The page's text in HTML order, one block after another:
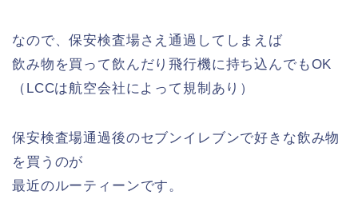
なので、保安検査場さえ通過してしまえば
飲み物を買って飲んだり飛行機に持ち込んでもOK
（LCCは航空会社によって規制あり）
保安検査場通過後のセブンイレブンで好きな飲み物
を買うのが
最近のルーティーンです。